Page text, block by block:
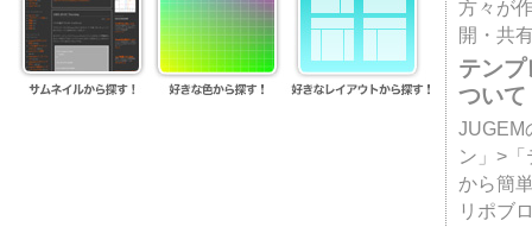
方々が
開・共
テン
ついて
JUGEM
ン」>
から簡
リポブ